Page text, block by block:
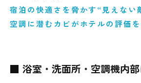
宿泊の快適さを脅かす“見えな
空調に潜むカビがホテルの評価
■ 浴室・洗面所・空調機内